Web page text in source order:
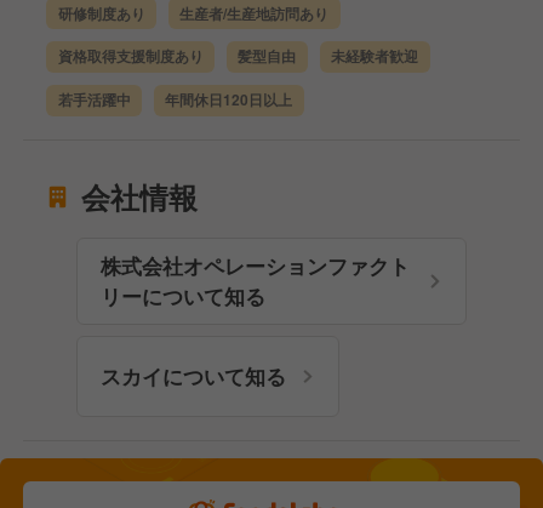
研修制度あり 生産者/生産地訪問あり
資格取得支援制度あり 髪型自由 未経験者歓迎
若手活躍中 年間休日120日以上
会社情報
株式会社オペレーションファクト
リーについて知る
スカイについて知る